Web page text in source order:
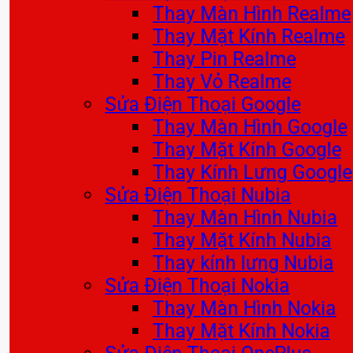
Thay Màn Hình Realme
Thay Mặt Kính Realme
Thay Pin Realme
Thay Vỏ Realme
Sửa Điện Thoại Google
Thay Màn Hình Google
Thay Mặt Kính Google
Thay Kính Lưng Google
Sửa Điện Thoại Nubia
Thay Màn Hình Nubia
Thay Mặt Kính Nubia
Thay kính lưng Nubia
Sửa Điện Thoại Nokia
Thay Màn Hình Nokia
Thay Mặt Kính Nokia